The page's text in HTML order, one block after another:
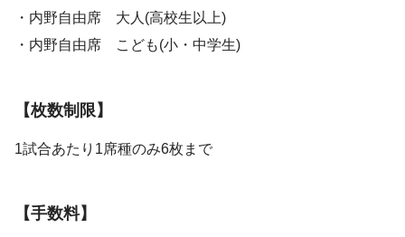
・内野自由席 大人(高校生以上)
・内野自由席 こども(小・中学生)
【枚数制限】
1試合あたり1席種のみ6枚まで
【手数料】